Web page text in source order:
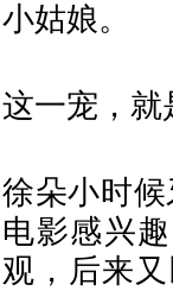
小姑娘。
这一宠，就
徐朵小时
电影感兴
观，后来